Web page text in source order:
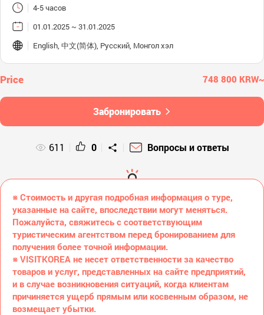
748 800 KRW~
4-5 часов
01.01.2025 ~ 31.01.2025
English, 中文(简体), Русский, Монгол хэл
Забронировать
611 0 Вопросы и ответы
※ Стоимость и другая подробная информация о туре,
указанные на сайте, впоследствии могут меняться.
Пожалуйста, свяжитесь с соответствующим
туристическим агентством перед бронированием для
получения более точной информации.
※ VISITKOREA не несет ответственности за качество
товаров и услуг, представленных на сайте предприятий,
и в случае возникновения ситуаций, когда клиентам
причиняется ущерб прямым или косвенным образом, не
возмещает убытки.